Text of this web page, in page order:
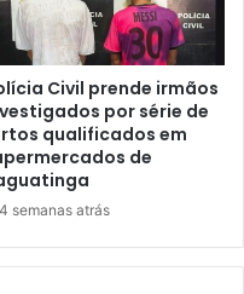
Civil prende irmãos
por série de
qualificados em
de
4 semanas atrás